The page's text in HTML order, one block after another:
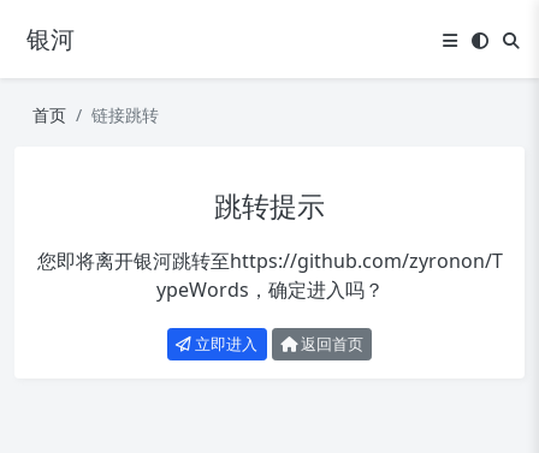
银河
首页 链接跳转
跳转提示
您即将离开银河跳转至https://github.com/zyronon/T
ypeWords ，确定进入吗？
立即进入 返回首页